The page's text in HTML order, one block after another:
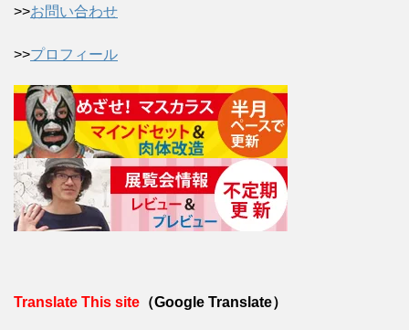
>>お問い合わせ
>>プロフィール
Translate This site （Google Translate）